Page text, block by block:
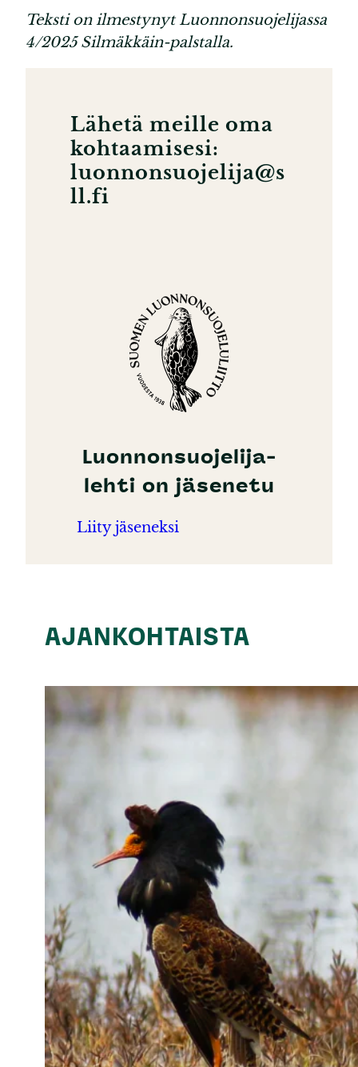
Teksti on ilmestynyt Luonnonsuojelijassa
4/2025 Silmäkkäin-palstalla.
Lähetä meille oma
kohtaamisesi:
luonnonsuojelija@s
ll.fi
Luonnonsuojelija-
lehti on jäsenetu
Liity jäseneksi
AJANKOHTAISTA